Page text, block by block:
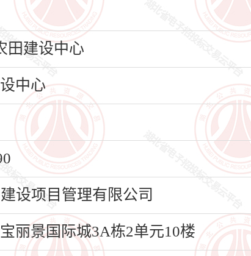
田建设中心
中心
设项目管理有限公司
丽景国际城3A栋2单元10楼